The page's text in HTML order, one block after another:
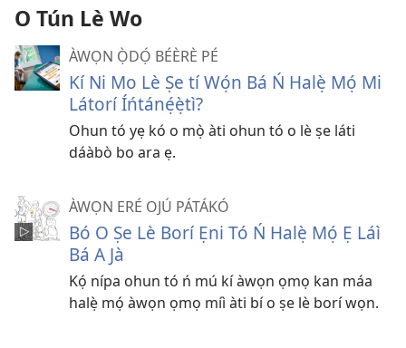
O Tún Lè Wo
ÀWỌN Ọ̀DỌ́ BÉÈRÈ PÉ
Kí Ni Mo Lè Ṣe tí Wọ́n Bá Ń Halẹ̀ Mọ́ Mi
Látorí Íńtánẹ́ẹ̀tì?
Ohun tó yẹ kó o mọ̀ àti ohun tó o lè ṣe láti
dáàbò bo ara ẹ.
ÀWỌN ERÉ OJÚ PÁTÁKÓ
Bó O Ṣe Lè Borí Ẹni Tó Ń Halẹ̀ Mọ́ Ẹ Láì
Bá A Jà
Kọ́ nípa ohun tó ń mú kí àwọn ọmọ kan máa
halẹ̀ mọ́ àwọn ọmọ míì àti bí o ṣe lè borí wọn.